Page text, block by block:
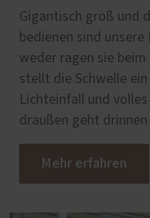
Gigantisch groß und
bedienen sind unsere
weder ragen sie beim
stellt die Schwelle
Lichteinfall und
draußen geht drinnen
Mehr erfahren